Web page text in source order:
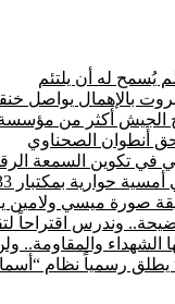
الجيش أكثر من
أنطوان الصحناوي
في تكوين السمعة
حوارية بمكتبار 33
صورة ميسي ولامين
وندرس اقتراحاً
والمقاومة..
يطلق رسمياً نظام